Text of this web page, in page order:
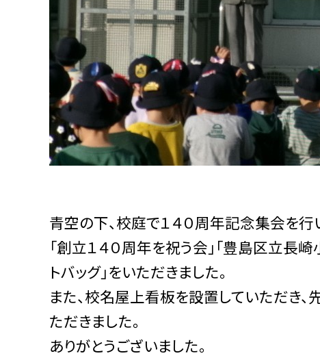
青空の下、校庭で１４０周年記念集会を行
「創立１４０周年を祝う会」「豊島区立長崎
トバッグ」をいただきました。
また、校名屋上看板を設置していただき、
ただきました。
ありがとうございました。